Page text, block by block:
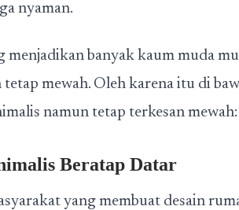
nyaman.
menjadikan banyak kaum muda
mewah. Oleh karena itu di
namun tetap terkesan mewah:
Beratap Datar
yang membuat desain